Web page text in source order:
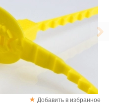
Добавить в избранное